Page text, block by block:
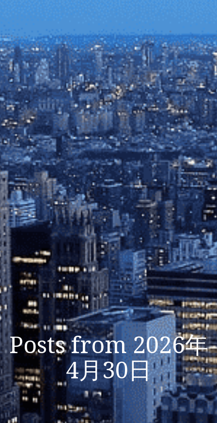
Posts from 2026年
4月30日
Listen Now
Close